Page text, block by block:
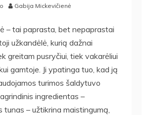
Gabija Mickevičienė
– tai paprasta, bet nepaprastai
užkandėlė, kurią dažnai
greitam pusryčiui, tiek vakarėliui
gamtoje. Ji ypatinga tuo, kad ją
turimos šaldytuvo
ingredientas –
tunas – užtikrina maistingumą,